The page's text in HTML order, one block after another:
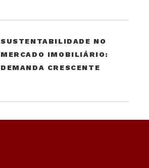
SUSTENTABILIDADE NO
MERCADO IMOBILIÁRIO:
DEMANDA CRESCENTE